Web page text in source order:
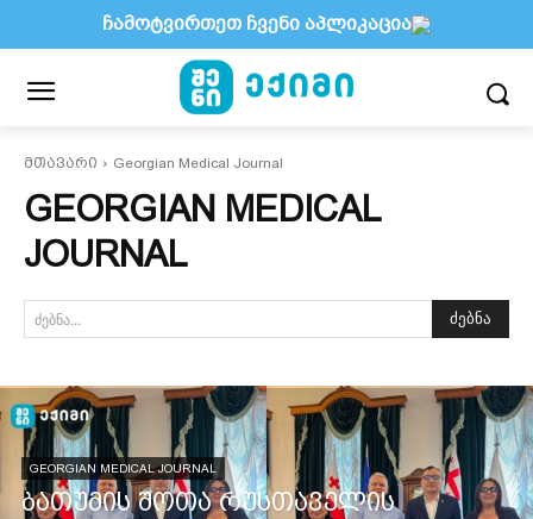
მთავარი Georgian Medical Journal
GEORGIAN MEDICAL
JOURNAL
ძებნა... ძებნა
GEORGIAN MEDICAL JOURNAL
ბათუმის შოთა რუსთაველის
ჩამოტვირთეთ ჩვენი აპლიკაცია